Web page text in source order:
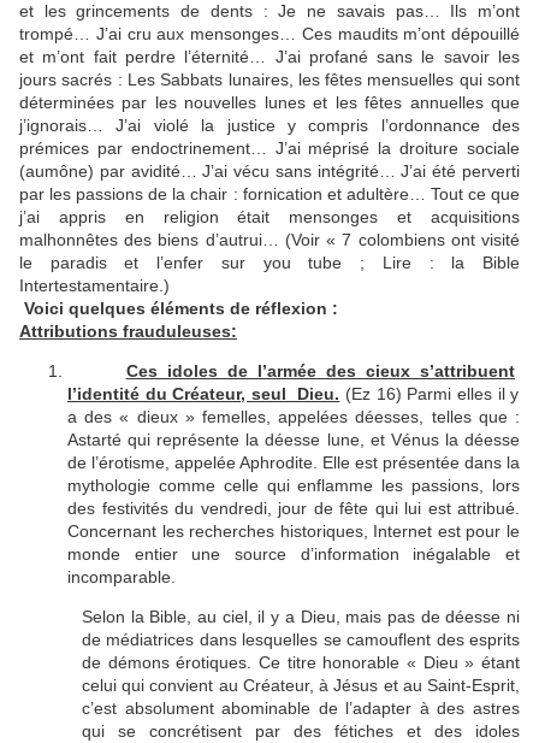
et les grincements de dents : Je ne savais pas… Ils m’ont
trompé… J’ai cru aux mensonges… Ces maudits m’ont dépouillé
et m’ont fait perdre l’éternité… J’ai profané sans le savoir les
jours sacrés : Les Sabbats lunaires, les fêtes mensuelles qui sont
déterminées par les nouvelles lunes et les fêtes annuelles que
j’ignorais… J’ai violé la justice y compris l’ordonnance des
prémices par endoctrinement… J’ai méprisé la droiture sociale
(aumône) par avidité… J’ai vécu sans intégrité… J’ai été perverti
par les passions de la chair : fornication et adultère… Tout ce que
j’ai appris en religion était mensonges et acquisitions
malhonnêtes des biens d’autrui… (Voir « 7 colombiens ont visité
le paradis et l’enfer sur you tube ; Lire : la Bible
Intertestamentaire.)
Voici quelques éléments de réflexion :
Attributions frauduleuses:
Ces idoles de l’armée des cieux s’attribuent
l’identité du Créateur, seul Dieu. (Ez 16) Parmi elles il y
a des « dieux » femelles, appelées déesses, telles que :
Astarté qui représente la déesse lune, et Vénus la déesse
de l’érotisme, appelée Aphrodite. Elle est présentée dans la
mythologie comme celle qui enflamme les passions, lors
des festivités du vendredi, jour de fête qui lui est attribué.
Concernant les recherches historiques, Internet est pour le
monde entier une source d’information inégalable et
incomparable.
Selon la Bible, au ciel, il y a Dieu, mais pas de déesse ni
de médiatrices dans lesquelles se camouflent des esprits
de démons érotiques. Ce titre honorable « Dieu » étant
celui qui convient au Créateur, à Jésus et au Saint-Esprit,
c’est absolument abominable de l’adapter à des astres
qui se concrétisent par des fétiches et des idoles